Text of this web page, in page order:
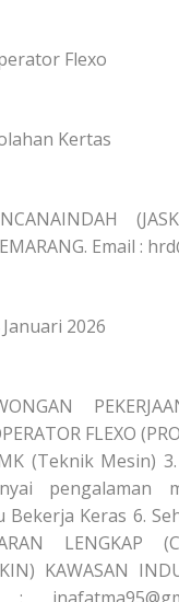
Flexo
Kertas
Email :
2026
FLEXO
(Teknik Mesin)
Keras 6.
LENGKAP
KAWASAN